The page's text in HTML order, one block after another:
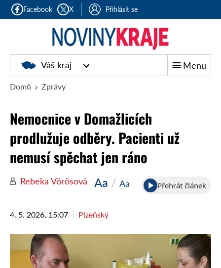
Facebook X Přihlásit se
Noviny
kraje
Váš kraj Menu
Domů Zprávy
Nemocnice v Domažlicích
prodlužuje odběry. Pacienti už
nemusí spěchat jen ráno
Rebeka Vörösová Aa / Aa Přehrát článek
4. 5. 2026, 15:07 Plzeňský